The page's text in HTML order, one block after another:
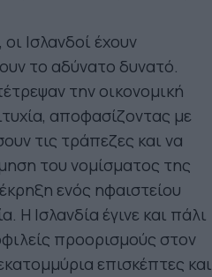
Ισλανδοί έχουν
το αδύνατο δυνατό.
την οικονομική
αποφασίζοντας με
τις τράπεζες και να
του νομίσματος της
ενός ηφαιστείου
Η Ισλανδία έγινε και πάλι
προορισμούς στον
επισκέπτες και